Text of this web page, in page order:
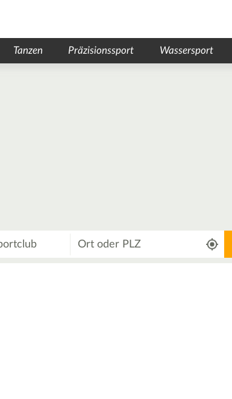
Tanzen Präzisionssport Wassersport